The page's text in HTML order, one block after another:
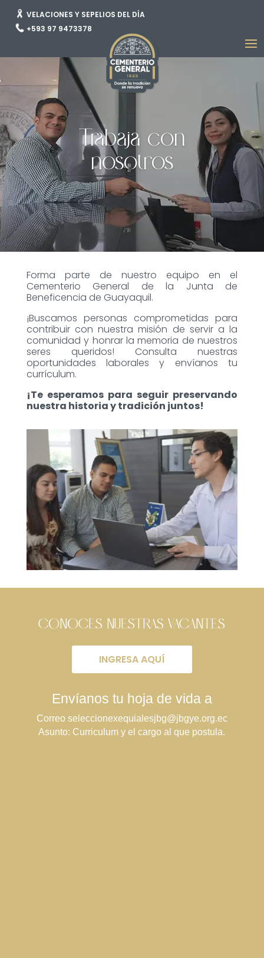
VELACIONES Y SEPELIOS DEL DÍA
+593 97 9473378
Trabaja con
nosotros
Forma parte de nuestro equipo en el
Cementerio General de la Junta de
Beneficencia de Guayaquil.
¡Buscamos personas comprometidas para
contribuir con nuestra misión de servir a la
comunidad y honrar la memoria de nuestros
seres queridos! Consulta nuestras
oportunidades laborales y envíanos tu
currículum.
¡Te esperamos para seguir preservando
nuestra historia y tradición juntos!
CONOCES NUESTRAS VACANTES
INGRESA AQUÍ
Envíanos tu hoja de vida a
Correo seleccionexequialesjbg@jbgye.org.ec
Asunto: Curriculum y el cargo al que postula.